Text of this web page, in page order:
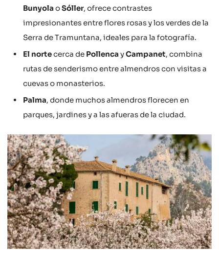
Bunyola oSóller, ofrece contrastes
impresionantes entre flores rosas y los verdes de la
Serra de Tramuntana, ideales para la fotografía.
El nortecerca de Pollenca yCampanet, combina
rutas de senderismo entre almendros con visitas a
cuevas o monasterios.
Palma, donde muchos almendros florecen en
parques, jardines y a las afueras de la ciudad.